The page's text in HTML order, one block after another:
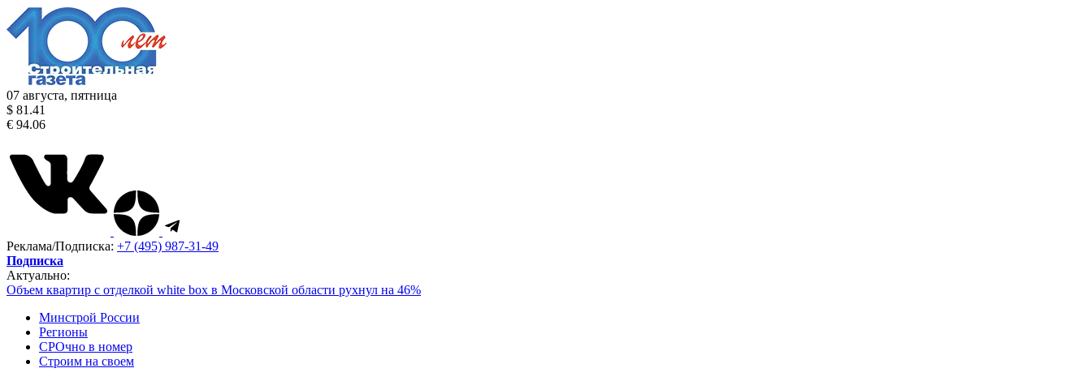
07 августа, пятница
$ 81.41
€ 94.06
Реклама/Подписка: +7 (495) 987-31-49
Подписка
Актуально:
Объем квартир с отделкой white box в Московской области рухнул на 46%
Минстрой России
Регионы
СРОчно в номер
Строим на своем